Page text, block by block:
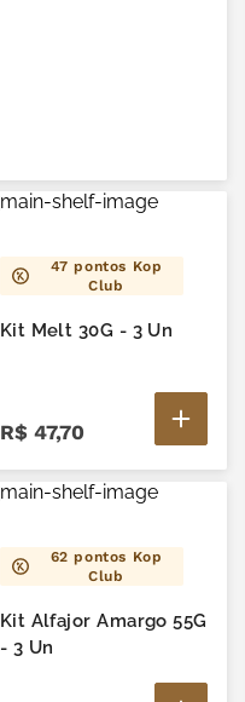
47 pontos Kop
Club
Kit Melt 30G - 3 Un
R$ 47,70
62 pontos Kop
Club
Kit Alfajor Amargo 55G
- 3 Un